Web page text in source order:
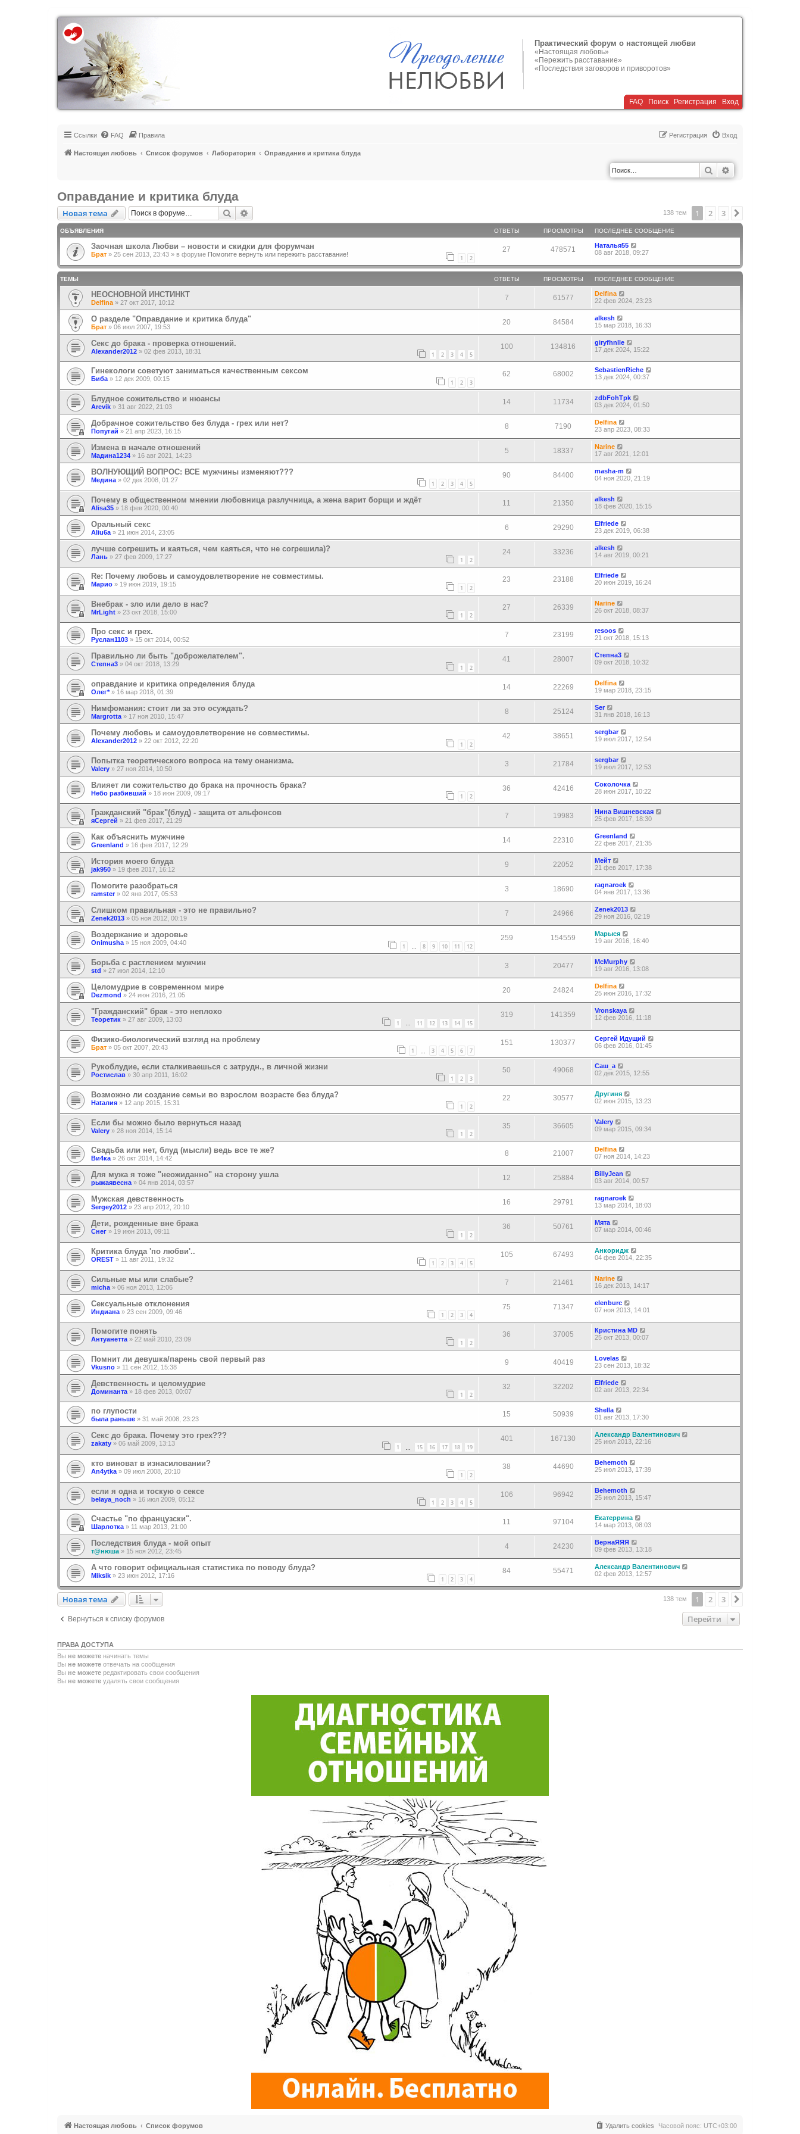
Регистрация
Практический форум о настоящей любви
«Настоящая любовь»
«Пережить расставание»
«Последствия заговоров и приворотов»
FAQ Поиск Регистрация Вход
Ссылки FAQ Правила Вход
Регистрация
Настоящая любовь Список форумов Лаборатория Оправдание и критика блуда
Поиск
Оправдание и критика блуда
Новая тема
Новаятема Поиск 138 тем 1 2 3
ОБЪЯВЛЕНИЯ ОТВЕТЫ ПРОСМОТРЫ ПОСЛЕДНЕЕ СООБЩЕНИЕ
Заочная школа Любви – новости и скидки для форумчан
Брат » 25 сен 2013, 23:43 » в форуме Помогите вернуть или пережить расставание! 1 2
27 478571
Наталья55
08 авг 2018, 09:27
ТЕМЫ ОТВЕТЫ ПРОСМОТРЫ ПОСЛЕДНЕЕ СООБЩЕНИЕ
НЕОСНОВНОЙ ИНСТИНКТ
Delfina » 27 окт 2017, 10:12
7 61577
Delfina
22 фев 2024, 23:23
О разделе "Оправдание и критика блуда"
Брат » 06 июл 2007, 19:53
20 84584
alkesh
15 мар 2018, 16:33
Секс до брака - проверка отношений.
Alexander2012 » 02 фев 2013, 18:31 1 2 3 4 5
100 134816
giryfhnlle
17 дек 2024, 15:22
Гинекологи советуют заниматься качественным сексом
Биба » 12 дек 2009, 00:15 1 2 3
62 68002
SebastienRiche
13 дек 2024, 00:37
Блудное сожительство и нюансы
Arevik » 31 авг 2022, 21:03
14 11734
zdbFohTpk
03 дек 2024, 01:50
Добрачное сожительство без блуда - грех или нет?
Попугай » 21 апр 2023, 16:15
8 7190
Delfina
23 апр 2023, 08:33
Измена в начале отношений
Мадина1234 » 16 авг 2021, 14:23
5 18337
Narine
17 авг 2021, 12:01
ВОЛНУЮЩИЙ ВОПРОС: ВСЕ мужчины изменяют???
Медина » 02 дек 2008, 01:27 1 2 3 4 5
90 84400
masha-m
04 ноя 2020, 21:19
Почему в общественном мнении любовница разлучница, а жена варит борщи и ждёт
Alisa35 » 18 фев 2020, 00:40
11 21350
alkesh
18 фев 2020, 15:15
Оральный секс
Aliu6a » 21 июн 2014, 23:05
6 29290
Elfriede
23 дек 2019, 06:38
лучше согрешить и каяться, чем каяться, что не согрешила)?
Лань » 27 фев 2009, 17:27 1 2
24 33236
alkesh
14 авг 2019, 00:21
Re: Почему любовь и самоудовлетворение не совместимы.
Марио » 19 июн 2019, 19:15 1 2
23 23188
Elfriede
20 июн 2019, 16:24
Внебрак - зло или дело в нас?
MrLight » 23 окт 2018, 15:00 1 2
27 26339
Narine
26 окт 2018, 08:37
Про секс и грех.
Руслан1103 » 15 окт 2014, 00:52
7 23199
resoos
21 окт 2018, 15:13
Правильно ли быть "доброжелателем".
Степна3 » 04 окт 2018, 13:29 1 2
41 28007
Степна3
09 окт 2018, 10:32
оправдание и критика определения блуда
Олег*» 16 мар 2018, 01:39
14 22269
Delfina
19 мар 2018, 23:15
Нимфомания: стоит ли за это осуждать?
Margrotta » 17 ноя 2010, 15:47
8 25124
Ser
31 янв 2018, 16:13
Почему любовь и самоудовлетворение не совместимы.
Alexander2012 » 22 окт 2012, 22:20 1 2
42 38651
sergbar
19 июл 2017, 12:54
Попытка теоретического вопроса на тему онанизма.
Valery » 27 ноя 2014, 10:50
3 21784
sergbar
19 июл 2017, 12:53
Влияет ли сожительство до брака на прочность брака?
Небо разбивший » 18 июн 2009, 09:17 1 2
36 42416
Соколочка
28 июн 2017, 10:22
Гражданский "брак"(блуд) - защита от альфонсов
яСергей » 21 фев 2017, 21:29
7 19983
Нина Вишневская
25 фев 2017, 18:30
Как объяснить мужчине
Greenland » 16 фев 2017, 12:29
14 22310
Greenland
22 фев 2017, 21:35
История моего блуда
jak950 » 19 фев 2017, 16:12
9 22052
Мейт
21 фев 2017, 17:38
Помогите разобраться
ramster» 02 янв 2017, 05:53
3 18690
ragnaroek
04 янв 2017, 13:36
Слишком правильная - это не правильно?
Zenek2013 » 05 ноя 2012, 00:19
7 24966
Zenek2013
29 ноя 2016, 02:19
Воздержание и здоровье
Onimusha» 15 ноя 2009, 04:40 1 8 9 10 11 12
259 154559
Марыся
19 авг 2016, 16:40
Борьба с растлением мужчин
std » 27 июл 2014, 12:10
3 20477
McMurphy
19 авг 2016, 13:08
Целомудрие в современном мире
Dezmond » 24 июн 2016, 21:05
20 24824
Delfina
25 июн 2016, 17:32
"Гражданский" брак - это неплохо
Теоретик » 27 авг 2009, 13:03 1 … 11 12 13 14 15
319 141359
Vronskaya
12 фев 2016, 11:18
Физико-биологический взгляд на проблему
Брат » 05 окт 2007, 20:43 1 3 4 5 6 7
151 130377
Сергей Идущий
06 фев 2016, 01:45
Рукоблудие, если сталкиваешься с затрудн., в личной жизни
Ростислав » 30 апр 2011, 16:02 1 2 3
50 49068
Саш_а
02 дек 2015, 12:55
Возможно ли создание семьи во взрослом возрасте без блуда?
Наtалия » 12 апр 2015, 15:31 1 2
22 30577
Другиня
02 июн 2015, 13:23
Если бы можно было вернуться назад
Valery » 28 ноя 2014, 15:14 1 2
35 36605
Valery
09 мар 2015, 09:34
Свадьба или нет, блуд (мысли) ведь все те же?
Ви4ка » 26 окт 2014, 14:42
8 21007
Delfina
07 ноя 2014, 14:23
Для мужа я тоже "неожиданно" на сторону ушла
рыжаявесна » 04 янв 2014, 03:57
12 25884
BillyJean
03 авг 2014, 00:57
Мужская девственность
Sergey2012 » 23 апр 2012, 20:10
16 29791
ragnaroek
13 мар 2014, 18:03
Дети, рожденные вне брака
Снег » 19 июн 2013, 09:11 1 2
36 50761
Мята
07 мар 2014, 00:46
Критика блуда 'по любви'..
OREST » 11 авг 2011, 19:32 1 2 3 4 5
105 67493
Анкоридж
04 фев 2014, 22:35
Сильные мы или слабые?
micha » 06 ноя 2013, 12:06
7 21461
Narine
16 дек 2013, 14:17
Сексуальные отклонения
Индиана » 23 сен 2009, 09:46 1 2 3 4
75 71347
elenburc
07 ноя 2013, 14:01
Помогите понять
Антуанетта » 22 май 2010, 23:09 1 2
36 37005
Кристина MD
25 окт 2013, 00:07
Помнит ли девушка/парень свой первый раз
Vkusno » 11 сен 2012, 15:38
9 40419
Lovelas
23 сен 2013, 18:32
Девственность и целомудрие
Доминанта » 18 фев 2013, 00:07 1 2
32 32202
Elfriede
02 авг 2013, 22:34
по глупости
была раньше » 31 май 2008, 23:23
15 50939
Shella
01 авг 2013, 17:30
Секс до брака. Почему это грех???
zakaty » 06 май 2009, 13:13 1 15 16 17 18 19
401 167130
Александр Валентинович
25 июл 2013, 22:16
кто виноват в изнасиловании?
An4ytka » 09 июл 2008, 20:10 1 2
38 44690
Behemoth
25 июл 2013, 17:39
если я одна и тоскую о сексе
belaya_noch » 16 июл 2009, 05:12 1 2 3 4 5
106 96942
Behemoth
25 июл 2013, 15:47
Счастье "по французски".
Шарлотка » 11 мар 2013, 21:00
11 97104
Екатеррина
14 мар 2013, 08:03
Последствия блуда - мой опыт
т@нюша » 15 ноя 2012, 23:45
4 24230
ВернаЯЯЯ
09 фев 2013, 13:18
А что говорит официальная статистика по поводу блуда?
Miksik » 23 июн 2012, 17:16 1 2 3 4
84 55471
Александр Валентинович
02 фев 2013, 12:57
Новая тема
Новаятема 138 тем 1 2 3
Вернуться к списку форумов Перейти
ПРАВА ДОСТУПА
Вы не можете начинать темы
Вы не можете отвечать на сообщения
Вы не можете редактировать свои сообщения
Вы не можете удалять свои сообщения
Настоящая любовь Список форумов Часовой пояс: UTC+03:00
Удалить cookies